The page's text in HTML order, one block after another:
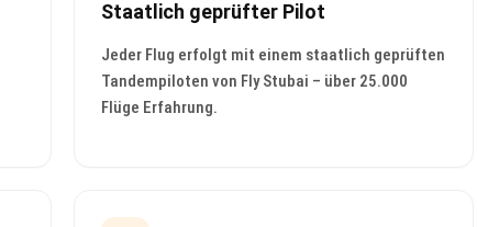
Staatlich geprüfter Pilot
Jeder Flug erfolgt mit einem staatlich geprüften
Tandempiloten von Fly Stubai – über 25.000
Flüge Erfahrung.